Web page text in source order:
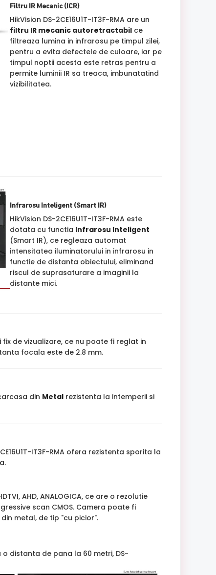
Filtru IR Mecanic (ICR)
HikVision DS-2CE16U1T-IT3F-RMA are un
filtru IR mecanic autoretractabilce
filtreaza lumina in infrarosu pe timpul zilei,
pentru a evita defectele de culoare, iar pe
timpul noptii acesta este retras pentru a
permite luminii IR sa treaca, imbunatatind
vizibilitatea.
Infrarosu Inteligent (Smart IR)
HikVision DS-2CE16U1T-IT3F-RMA este
dotata cu functia Infrarosu Inteligent
(Smart IR), ce regleaza automat
intensitatea iluminatorului in infrarosu in
functie de distanta obiectului, eliminand
riscul de suprasaturare a imaginii la
distante mici.
de vizualizare, ce nu poate fi reglat in
focala este de 2.8 mm.
din Metal rezistenta la intemperii si
IT3F-RMA ofera rezistenta sporita la
AHD, ANALOGICA, ce are o rezolutie
scan CMOS. Camera poate fi
metal, de tip "cu picior".
distanta de pana la 60 metri, DS-